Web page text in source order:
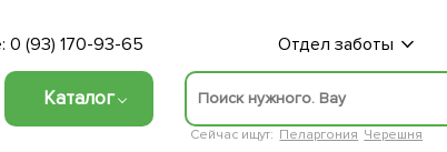
0 (93) 170-93-65 Отдел заботы
Каталог
Сейчас ищут: Пеларгония Черешня